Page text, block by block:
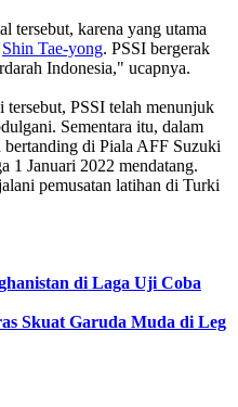
tersebut, karena yang utama
Shin Tae-yong. PSSI bergerak
Indonesia," ucapnya.
tersebut, PSSI telah menunjuk
Sementara itu, dalam
di Piala AFF Suzuki
1 Januari 2022 mendatang.
pemusatan latihan di Turki
di Laga Uji Coba
Skuat Garuda Muda di Leg